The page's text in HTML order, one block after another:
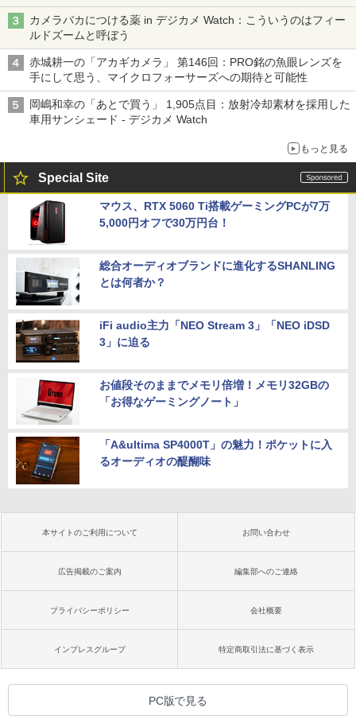
カメラバカにつける薬 in デジカメ Watch：こういうのはフィー
ルドズームと呼ぼう
赤城耕一の「アカギカメラ」 第146回：PRO銘の魚眼レンズを
手にして思う、マイクロフォーサーズへの期待と可能性
岡嶋和幸の「あとで買う」 1,905点目：放射冷却素材を採用した
車用サンシェード - デジカメ Watch
もっと見る
Special Site
マウス、RTX 5060 Ti搭載ゲーミングPCが7万
5,000円オフで30万円台！
総合オーディオブランドに進化するSHANLING
とは何者か？
iFi audio主力「NEO Stream 3」「NEO iDSD
3」に迫る
お値段そのままでメモリ倍増！メモリ32GBの
「お得なゲーミングノート」
「A&ultima SP4000T」の魅力！ポケットに入
るオーディオの醍醐味
本サイトのご利用について お問い合わせ
広告掲載のご案内 編集部へのご連絡
プライバシーポリシー 会社概要
インプレスグループ 特定商取引法に基づく表示
PC版で見る